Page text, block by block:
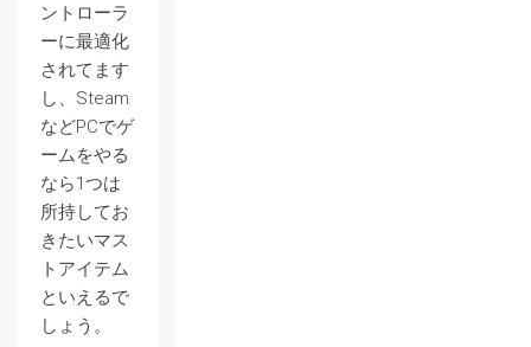
ントローラ
ーに最適化
されてます
し、Steam
などPCでゲ
ームをやる
なら1つは
所持してお
きたいマス
トアイテム
といえるで
しょう。